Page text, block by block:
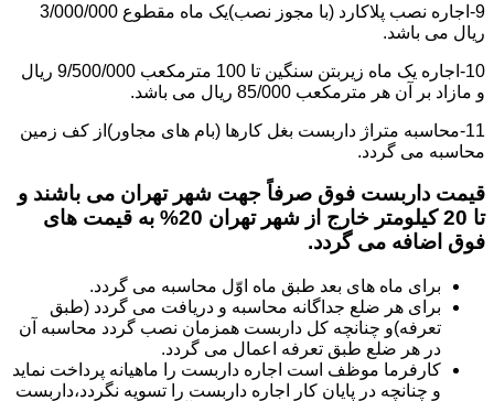
9-اجاره نصب پلاکارد (با مجوز نصب)یک ماه مقطوع 3/000/000
ریال می باشد.
10-اجاره یک ماه زیربتن سنگین تا 100 مترمکعب 9/500/000 ریال
و مازاد بر آن هر مترمکعب 85/000 ریال می باشد.
11-محاسبه متراژ داربست بغل کارها (بام های مجاور)از کف زمین
محاسبه می گردد.
قیمت داربست فوق صرفاً جهت شهر تهران می باشند و
تا 20 کیلومتر خارج از شهر تهران 20% به قیمت های
فوق اضافه می گردد.
برای ماه های بعد طبق ماه اوّل محاسبه می گردد.
برای هر ضلع جداگانه محاسبه و دریافت می گردد (طبق
تعرفه)و چنانچه کل داربست همزمان نصب گردد محاسبه آن
در هر ضلع طبق تعرفه اعمال می گردد.
کارفرما موظف است اجاره داربست را ماهیانه پرداخت نماید
و چنانچه در پایان کار اجاره داربست را تسویه نگردد،داربست